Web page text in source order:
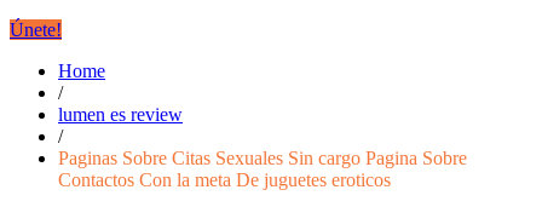
Únete!
Home
/
lumen es review
/
Paginas Sobre Citas Sexuales Sin cargo Pagina Sobre
Contactos Con la meta De juguetes eroticos